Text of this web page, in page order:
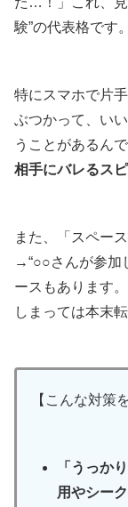
験”の代表格です。
特にスマホで片
ぶつかって、い
うことがあるん
相手にバレるス
また、「スペー
→“○○さんが参加
ースもあります
しまっては本末
【こんな対策を
「うっか
用やシー